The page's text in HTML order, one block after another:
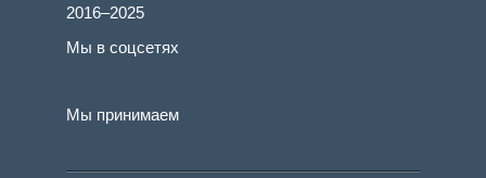
2016–2025
Мы в соцсетях
Мы принимаем